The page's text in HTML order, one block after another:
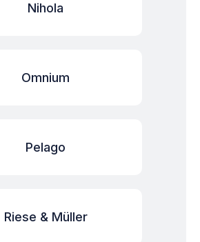
Nihola
Omnium
Pelago
Riese & Müller